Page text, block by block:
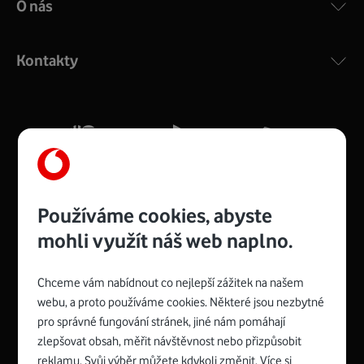
COMPAL CH7465VF
silný signál pro celou domácnost. Kompaktní rozměry 21
Více o COMPAL CH7465VF
Zyxel VMG8623-T50B:
Rozměry modemu jsou 16 x 22 x 7,5 cm (včetně stojánku)
Spojte se s Vodafonem
O nás
Kontakty
Používáme cookies, abyste
mohli využít náš web naplno.
Chceme vám nabídnout co nejlepší zážitek na našem
webu, a proto používáme cookies. Některé jsou nezbytné
pro správné fungování stránek, jiné nám pomáhají
zlepšovat obsah, měřit návštěvnost nebo přizpůsobit
reklamu. Svůj výběr můžete kdykoli změnit. Více si